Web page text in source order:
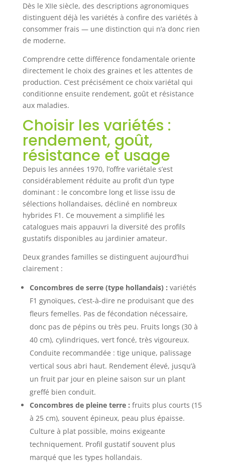
Dès le XIIe siècle, des descriptions agronomiques
distinguent déjà les variétés à confire des variétés à
consommer frais — une distinction qui n’a donc rien
de moderne.
Comprendre cette différence fondamentale oriente
directement le choix des graines et les attentes de
production. C’est précisément ce choix variétal qui
conditionne ensuite rendement, goût et résistance
aux maladies.
Choisir les variétés :
rendement, goût,
résistance et usage
Depuis les années 1970, l’offre variétale s’est
considérablement réduite au profit d’un type
dominant : le concombre long et lisse issu de
sélections hollandaises, décliné en nombreux
hybrides F1. Ce mouvement a simplifié les
catalogues mais appauvri la diversité des profils
gustatifs disponibles au jardinier amateur.
Deux grandes familles se distinguent aujourd’hui
clairement :
Concombres de serre (type hollandais) : variétés
F1 gynoïques, c’est-à-dire ne produisant que des
fleurs femelles. Pas de fécondation nécessaire,
donc pas de pépins ou très peu. Fruits longs (30 à
40 cm), cylindriques, vert foncé, très vigoureux.
Conduite recommandée : tige unique, palissage
vertical sous abri haut. Rendement élevé, jusqu’à
un fruit par jour en pleine saison sur un plant
greffé bien conduit.
Concombres de pleine terre : fruits plus courts (15
à 25 cm), souvent épineux, peau plus épaisse.
Culture à plat possible, moins exigeante
techniquement. Profil gustatif souvent plus
marqué que les types hollandais.